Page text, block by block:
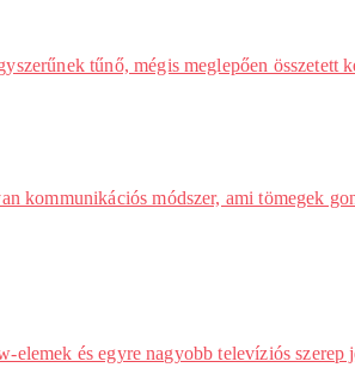
tűnő, mégis meglepően
kommunikációs módszer, ami tömegek
és egyre nagyobb televíziós